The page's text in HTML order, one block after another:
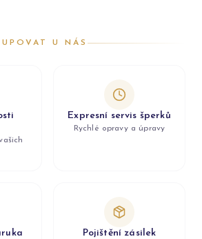
U NÁS
Expresní servis šperků
Rychlé opravy a úpravy
Pojištění zásilek